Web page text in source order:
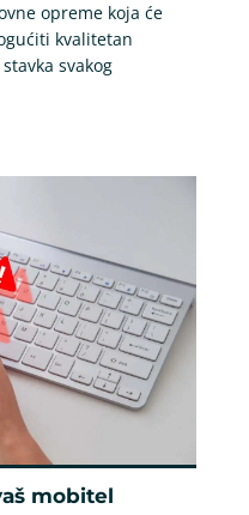
opreme koja će
kvalitetan
svakog
mobitel